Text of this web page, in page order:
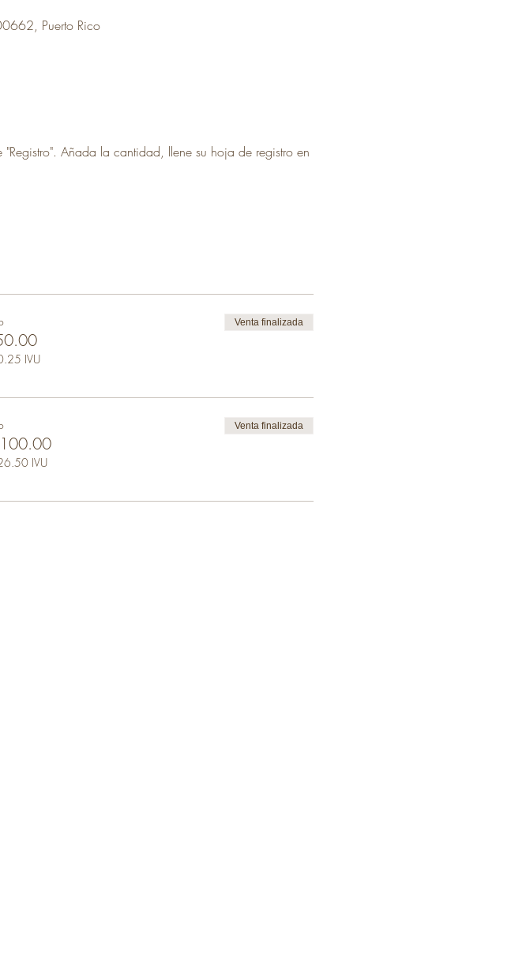
Puerto Rico
Añada la cantidad, llene su hoja de registro en
IVU
Venta finalizada
IVU
Venta finalizada